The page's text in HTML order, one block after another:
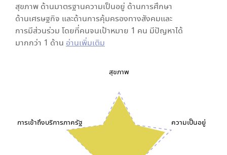
สุขภาพ ด้านมาตรฐานความเป็นอยู่ ด้านการศึกษา
ด้านเศรษฐกิจ และด้านการคุ้มครองทางสังคมและ
การมีส่วนร่วม โดยที่คนจนเป้าหมาย 1 คน มีปัญหาได้
มากกว่า 1 ด้าน อ่านเพิ่มเติม
สุขภาพ
ความเป็นอยู่
การเข้าถึงบริการภาครัฐ